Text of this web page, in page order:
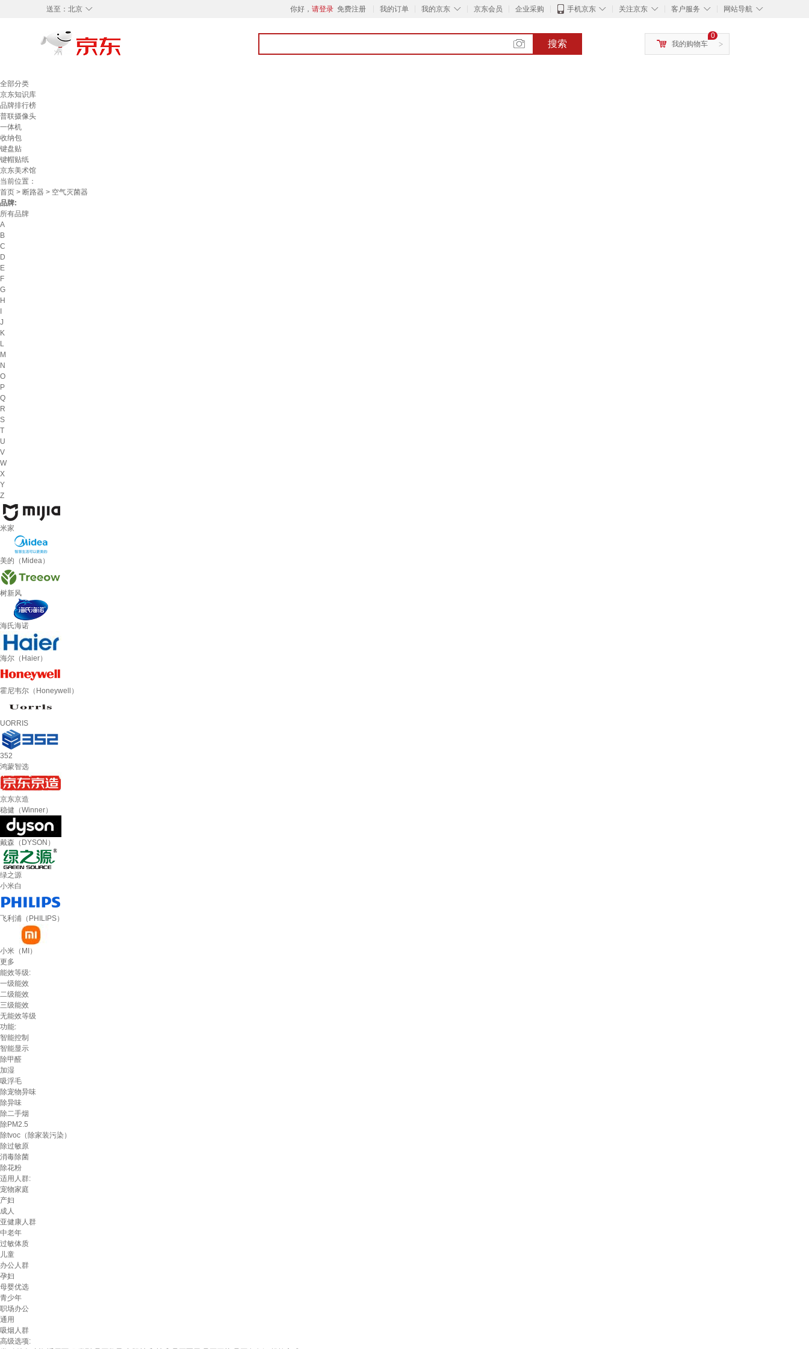
◇
送至： 北京 你好， 请登录 免费注册 我的订单 ◇
我的京东 京东会员 企业采购 ◇
手机京东 ◇
关注京东 ◇
客户服务 ◇
网站导航
搜索 >
0
我的购物车
全部分类
京东知识库
品牌排行榜
普联摄像头
一体机
收纳包
键盘贴
键帽贴纸
京东美术馆
当前位置：
首页 > 断路器 > 空气灭菌器
品牌:
所有品牌
A
B
C
D
E
F
G
H
J
K
L
M
N
O
P
Q
R
S
T
U
V
W
X
Y
Z
米家
美的（Midea）
树新风
海氏海诺
海尔（Haier）
霍尼韦尔（Honeywell）
UORRIS
352
鸿蒙智选
京东京造
稳健（Winner）
戴森（DYSON）
绿之源
小米白
飞利浦（PHILIPS）
小米（MI）
更多
能效等级:
一级能效
二级能效
三级能效
无能效等级
功能:
智能控制
智能显示
除甲醛
加湿
吸浮毛
除宠物异味
除异味
除二手烟
除PM2.5
除tvoc（除家装污染）
除过敏原
消毒除菌
除花粉
适用人群:
宠物家庭
产妇
成人
亚健康人群
中老年
过敏体质
儿童
办公人群
孕妇
母婴优选
青少年
职场办公
通用
吸烟人群
高级选项: